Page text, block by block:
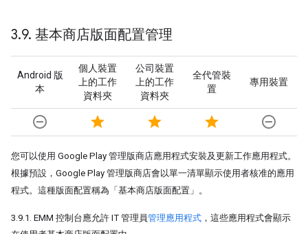
3.9. 基本商店版面配置管理
Android 版
本
個人裝置
上的工作
資料夾
公司裝置
上的工作
資料夾
全代管裝
置
專用裝置
remove_circle_outline star star star remove_circle_outline
您可以使用 Google Play 管理版商店應用程式安裝及更新工作應用程式。
根據預設，Google Play 管理版商店會以單一清單顯示使用者核准的應用
程式。這種版面配置稱為「基本商店版面配置」 。
3.9.1. EMM 控制台應允許 IT 管理員管理應用程式 ，這些應用程式會顯示